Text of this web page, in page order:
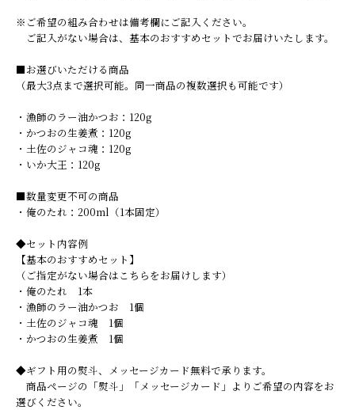
※ご希望の組み合わせは備考欄にご記入ください。
ご記入がない場合は、基本のおすすめセットでお届けいたします。
■お選びいただける商品
（最大3点まで選択可能。同一商品の複数選択も可能です）
・漁師のラー油かつお：120g
・かつおの生姜煮：120g
・土佐のジャコ魂：120g
・いか大王：120g
■数量変更不可の商品
・俺のたれ：200ml（1本固定）
◆セット内容例
【基本のおすすめセット】
（ご指定がない場合はこちらをお届けします）
・俺のたれ 1本
・漁師のラー油かつお 1個
・土佐のジャコ魂 1個
・かつおの生姜煮 1個
◆ギフト用の熨斗、メッセージカード無料で承ります。
商品ページの「熨斗」「メッセージカード」よりご希望の内容をお
選びください。